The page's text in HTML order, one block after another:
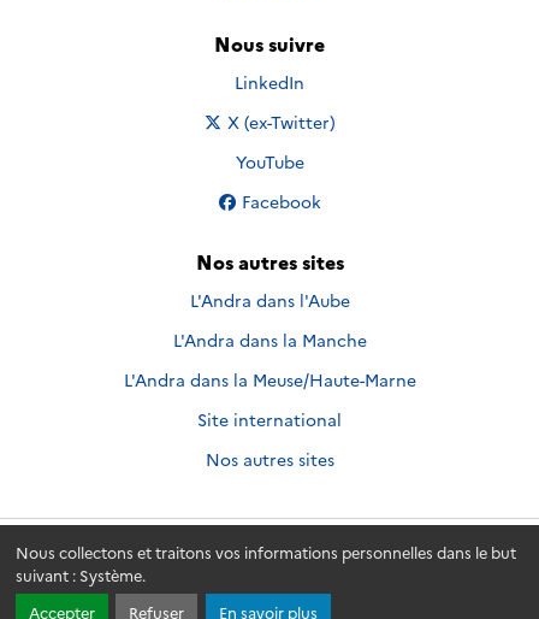
Nous collectons et traitons vos informations personnelles dans le but
suivant : Système.
Accepter
Refuser En savoir plus
Nous suivre
Nous suivre sur
LinkedIn
Nous suivre sur
X (ex-Twitter)
Nous suivre sur
YouTube
Nous suivre sur
Facebook
Nos autres sites
L'Andra dans l'Aube
L'Andra dans la Manche
L'Andra dans la Meuse/Haute-Marne
Site international
Nos autres sites
Andra.fr © 2026 - Andra. Tous droits réservés.